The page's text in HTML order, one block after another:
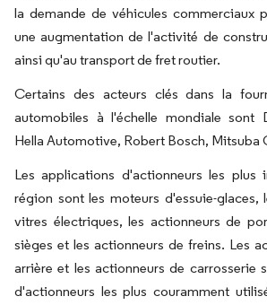
la demande de véhicules commerciaux
une augmentation de l'activité de
ainsi qu'au transport de fret routier.
Certains des acteurs clés dans la
automobiles à l'échelle mondiale sont
Hella Automotive, Robert Bosch, Mitsuba
Les applications d'actionneurs les plus
région sont les moteurs d'essuie-glaces,
vitres électriques, les actionneurs de
sièges et les actionneurs de freins. Les
arrière et les actionneurs de carrosserie
d'actionneurs les plus couramment